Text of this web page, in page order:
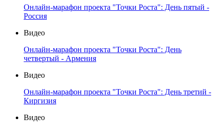
Онлайн-марафон проекта "Точки Роста": День пятый -
Россия
Видео
Онлайн-марафон проекта "Точки Роста": День
четвертый - Армения
Видео
Онлайн-марафон проекта "Точки Роста": День третий -
Киргизия
Видео